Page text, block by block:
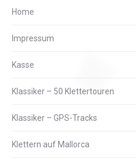
Home
Impressum
Kasse
Klassiker – 50 Klettertouren
Klassiker – GPS-Tracks
Klettern auf Mallorca